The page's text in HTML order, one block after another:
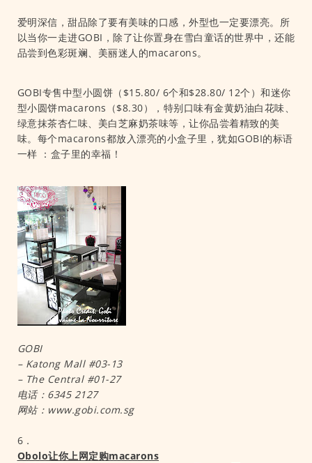
爱明深信，甜品除了要有美味的口感，外型也一定要漂亮。所
以当你一走进GOBI，除了让你置身在雪白童话的世界中，还能
品尝到色彩斑斓、美丽迷人的macarons。
GOBI专售中型小圆饼（$15.80/ 6个和$28.80/ 12个）和迷你
型小圆饼macarons（$8.30），特别口味有金黄奶油白花味、
绿意抹茶杏仁味、美白芝麻奶茶味等，让你品尝着精致的美
味。每个macarons都放入漂亮的小盒子里，犹如GOBI的标语
一样 ：盒子里的幸福！
GOBI
– Katong Mall #03-13
– The Central #01-27
电话：6345 2127
网站：www.gobi.com.sg
6．
Obolo让你上网定购macarons